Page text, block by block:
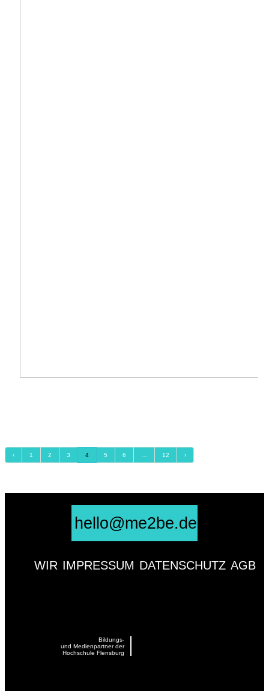
‹ 1 2 3 4 5 6 12 ›
hello@me2be.de
WIR IMPRESSUM DATENSCHUTZ AGB
Bildungs-
und Medienpartner der
Hochschule Flensburg